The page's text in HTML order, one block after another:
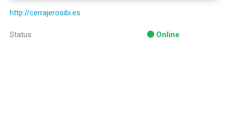
http://cerrajerosibi.es
Status Online